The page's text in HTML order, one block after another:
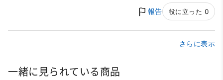
報告 役に立った 0
さらに表示
一緒に見られている商品